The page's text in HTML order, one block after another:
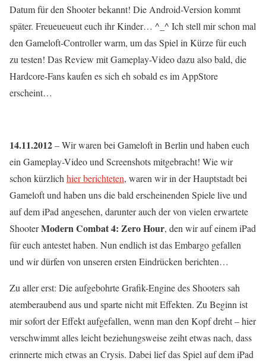
Datum für den Shooter bekannt! Die Android-Version kommt
später. Freueueueut euch ihr Kinder… ^_^ Ich stell mir schon mal
den Gameloft-Controller warm, um das Spiel in Kürze für euch
zu testen! Das Review mit Gameplay-Video dazu also bald, die
Hardcore-Fans kaufen es sich eh sobald es im AppStore
erscheint…
14.11.2012– Wir waren bei Gameloft in Berlin und haben euch
ein Gameplay-Video und Screenshots mitgebracht! Wie wir
schon kürzlich hier berichteten, waren wir in der Hauptstadt bei
Gameloft und haben uns die bald erscheinenden Spiele live und
auf dem iPad angesehen, darunter auch der von vielen erwartete
ShooterModern Combat 4: Zero Hour, den wir auf einem iPad
für euch antestet haben. Nun endlich ist das Embargo gefallen
und wir dürfen von unseren ersten Eindrücken berichten…
Zu aller erst: Die aufgebohrte Grafik-Engine des Shooters sah
atemberaubend aus und sparte nicht mit Effekten. Zu Beginn ist
mir sofort der Effekt aufgefallen, wenn man den Kopf dreht – hier
verschwimmt alles leicht beziehungsweise zeiht etwas nach, dass
erinnerte mich etwas an Crysis. Dabei lief das Spiel auf dem iPad